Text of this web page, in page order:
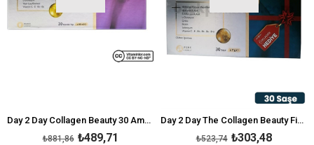
Day 2 Day Collagen Beauty 30 Ampül
₺489,71
₺881,86
Day 2 Day The Collagen Beauty Fish Kollajen 30 Saşe x 7 g
₺303,48
₺523,74